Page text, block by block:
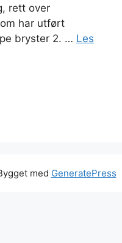
rett over
har utført
bryster 2. … Les
med GeneratePress